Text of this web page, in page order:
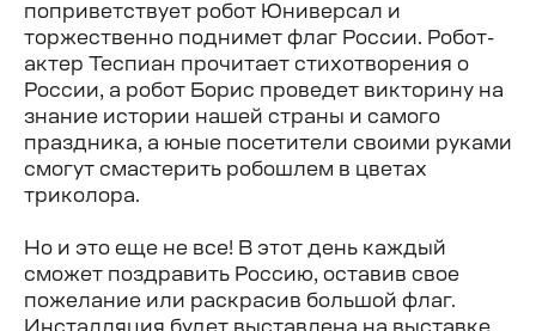
поприветствует робот Юниверсал и
торжественно поднимет флаг России. Робот-
актер Теспиан прочитает стихотворения о
России, а робот Борис проведет викторину на
знание истории нашей страны и самого
праздника, а юные посетители своими руками
смогут смастерить робошлем в цветах
триколора.
Но и это еще не все! В этот день каждый
сможет поздравить Россию, оставив свое
пожелание или раскрасив большой флаг.
Инсталляция будет выставлена на выставке.